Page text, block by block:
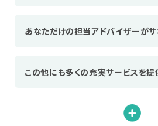
あなただけの担当アドバイザーがサ
この他にも多くの充実サービスを提